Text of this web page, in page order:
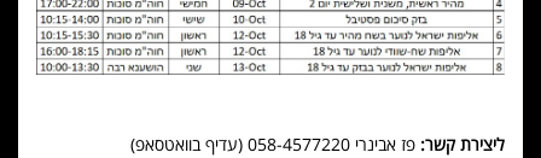
ליצירת קשר: פז אבינרי 058-4577220 (עדיף בוואטסאפ)